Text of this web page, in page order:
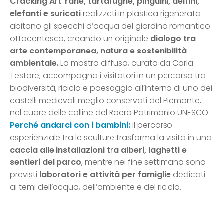
elefanti e suricatirealizzati in plastica rigenerata
abitano gli specchi d’acqua del giardino romantico
ottocentesco, creando un originale dialogo tra
arte contemporanea, natura e sostenibilità
ambientale.La mostra diffusa, curata da Carla
Testore, accompagna i visitatori in un percorso tra
biodiversità, riciclo e paesaggio all’interno di uno dei
castelli medievali meglio conservati del Piemonte,
nel cuore delle colline del Roero Patrimonio UNESCO.
Perché andarci con i bambini:il percorso
esperienziale tra le sculture trasforma la visita in una
caccia alle installazioni tra alberi, laghetti e
sentieri del parco, mentre nei fine settimana sono
previsti laboratori e attività per famiglie dedicati
ai temi dell’acqua, dell’ambiente e del riciclo.